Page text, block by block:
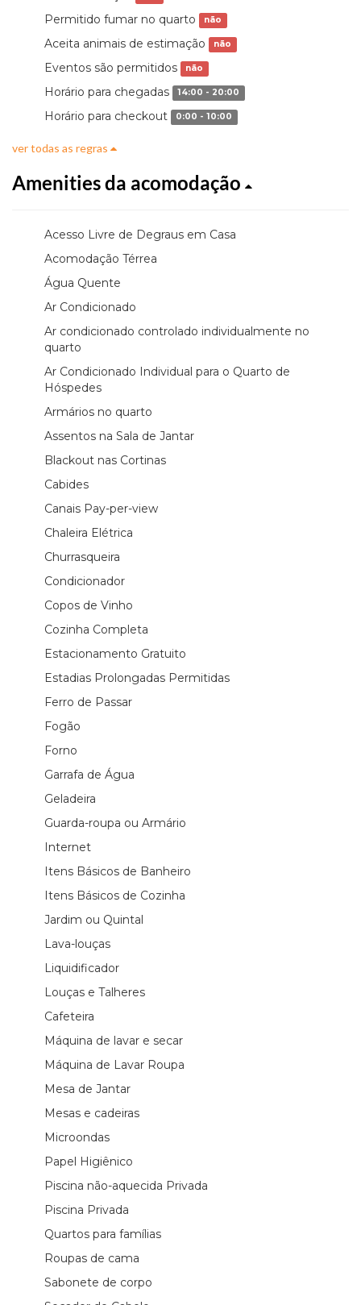
Permitido fumar no quarto não
Aceita animais de estimação não
Eventos são permitidos não
Horário para chegadas 14:00 - 20:00
Horário para checkout 0:00 - 10:00
ver todas as regras
Amenities da acomodação
Acesso Livre de Degraus em Casa
Acomodação Térrea
Água Quente
Ar Condicionado
Ar condicionado controlado individualmente no
quarto
Ar Condicionado Individual para o Quarto de
Hóspedes
Armários no quarto
Assentos na Sala de Jantar
Blackout nas Cortinas
Cabides
Canais Pay-per-view
Chaleira Elétrica
Churrasqueira
Condicionador
Copos de Vinho
Cozinha Completa
Estacionamento Gratuito
Estadias Prolongadas Permitidas
Ferro de Passar
Fogão
Forno
Garrafa de Água
Geladeira
Guarda-roupa ou Armário
Internet
Itens Básicos de Banheiro
Itens Básicos de Cozinha
Jardim ou Quintal
Lava-louças
Liquidificador
Louças e Talheres
Cafeteira
Máquina de lavar e secar
Máquina de Lavar Roupa
Mesa de Jantar
Mesas e cadeiras
Microondas
Papel Higiênico
Piscina não-aquecida Privada
Piscina Privada
Quartos para famílias
Roupas de cama
Sabonete de corpo